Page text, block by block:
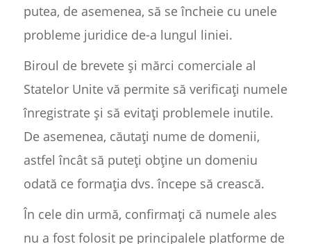
putea, de asemenea, să se încheie cu unele
probleme juridice de-a lungul liniei.
Biroul de brevete și mărci comerciale al
Statelor Unite vă permite să verificați numele
înregistrate și să evitați problemele inutile.
De asemenea, căutați nume de domenii,
astfel încât să puteți obține un domeniu
odată ce formația dvs. începe să crească.
În cele din urmă, confirmați că numele ales
nu a fost folosit pe principalele platforme de